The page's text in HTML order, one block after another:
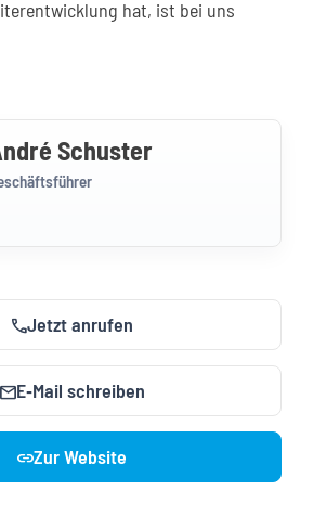
hat, ist bei uns
Schuster
callJetzt anrufen
mailE‑Mail schreiben
linkZur Website